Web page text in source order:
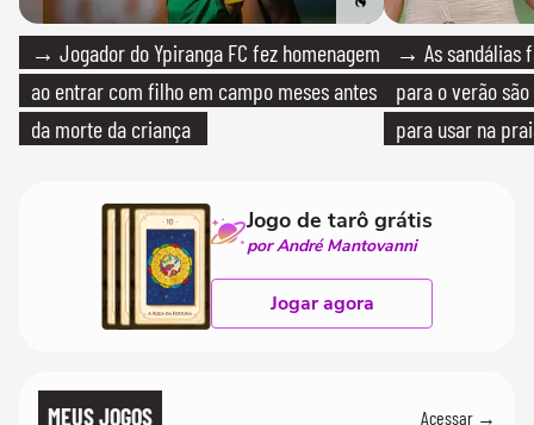
→ Jogador do Ypiranga FC fez homenagem
ao entrar com filho em campo meses antes
da morte da criança
→ As sandálias
para o verão
para usar na
Jogo de tarô grátis
por André Mantovanni
Jogar agora
MEUS JOGOS Acessar →